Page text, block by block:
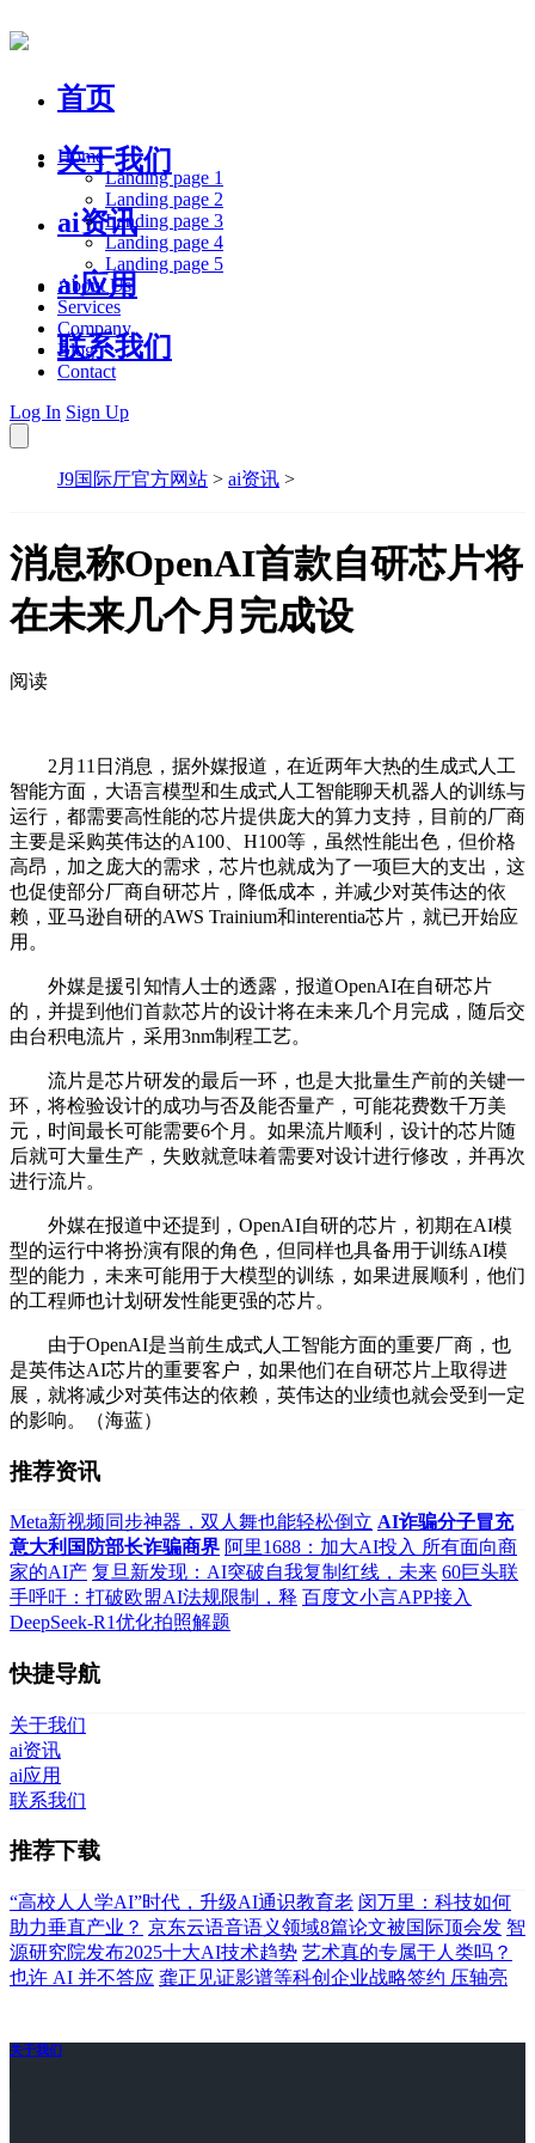
首页
关于我们
ai资讯
ai应用
联系我们
Home
Landing page 1
Landing page 2
Landing page 3
Landing page 4
Landing page 5
About Us
Services
Company
Blog
Contact
Log In Sign Up
J9国际厅官方网站 > ai资讯 >
消息称OpenAI首款自研芯片将
在未来几个月完成设
阅读
2月11日消息，据外媒报道，在近两年大热的生成式人工
智能方面，大语言模型和生成式人工智能聊天机器人的训练与
运行，都需要高性能的芯片提供庞大的算力支持，目前的厂商
主要是采购英伟达的A100、H100等，虽然性能出色，但价格
高昂，加之庞大的需求，芯片也就成为了一项巨大的支出，这
也促使部分厂商自研芯片，降低成本，并减少对英伟达的依
赖，亚马逊自研的AWS Trainium和interentia芯片，就已开始应
用。
外媒是援引知情人士的透露，报道OpenAI在自研芯片
的，并提到他们首款芯片的设计将在未来几个月完成，随后交
由台积电流片，采用3nm制程工艺。
流片是芯片研发的最后一环，也是大批量生产前的关键一
环，将检验设计的成功与否及能否量产，可能花费数千万美
元，时间最长可能需要6个月。如果流片顺利，设计的芯片随
后就可大量生产，失败就意味着需要对设计进行修改，并再次
进行流片。
外媒在报道中还提到，OpenAI自研的芯片，初期在AI模
型的运行中将扮演有限的角色，但同样也具备用于训练AI模
型的能力，未来可能用于大模型的训练，如果进展顺利，他们
的工程师也计划研发性能更强的芯片。
由于OpenAI是当前生成式人工智能方面的重要厂商，也
是英伟达AI芯片的重要客户，如果他们在自研芯片上取得进
展，就将减少对英伟达的依赖，英伟达的业绩也就会受到一定
的影响。（海蓝）
推荐资讯
Meta新视频同步神器，双人舞也能轻松倒立 AI诈骗分子冒充
意大利国防部长诈骗商界 阿里1688：加大AI投入 所有面向商
家的AI产 复旦新发现：AI突破自我复制红线，未来 60巨头联
手呼吁：打破欧盟AI法规限制，释 百度文小言APP接入
DeepSeek-R1优化拍照解题
快捷导航
关于我们
ai资讯
ai应用
联系我们
推荐下载
“高校人人学AI”时代，升级AI通识教育老 闵万里：科技如何
助力垂直产业？ 京东云语音语义领域8篇论文被国际顶会发 智
源研究院发布2025十大AI技术趋势 艺术真的专属于人类吗？
也许 AI 并不答应 龚正见证影谱等科创企业战略签约 压轴亮
关于我们